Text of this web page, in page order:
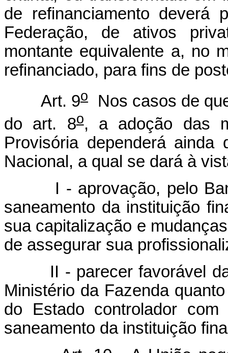
de refinanciamento deverá
Federação, de ativos
montante equivalente a, no
refinanciado, para fins de
Art. 9o
Nos casos de
do art. 8o, a adoção das
Provisória dependerá ainda
Nacional, a qual se dará à
I - aprovação, pelo
saneamento da instituição
sua capitalização e
de assegurar sua
II - parecer favorável da
Ministério da Fazenda
do Estado controlador
saneamento da instituição